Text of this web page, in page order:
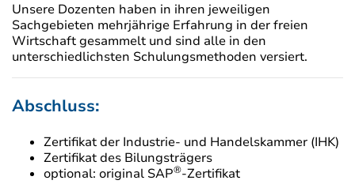
Unsere Dozenten haben in ihren jeweiligen
Sachgebieten mehrjährige Erfahrung in der freien
Wirtschaft gesammelt und sind alle in den
unterschiedlichsten Schulungsmethoden versiert.
Abschluss:
Zertifikat der Industrie- und Handelskammer (IHK)
Zertifikat des Bilungsträgers
optional: original SAP®-Zertifikat